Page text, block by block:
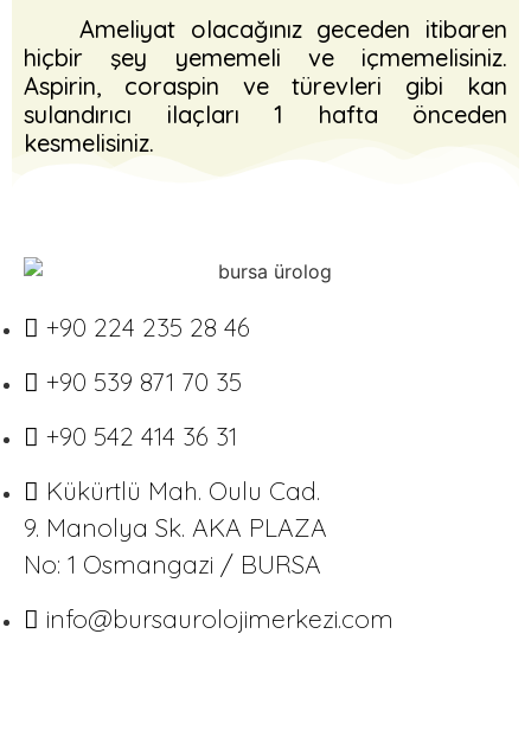
Ameliyat olacağınız geceden itibaren
hiçbir şey yememeli ve içmemelisiniz.
Aspirin, coraspin ve türevleri gibi kan
sulandırıcı ilaçları 1 hafta önceden
kesmelisiniz.
+90 224 235 28 46
+90 539 871 70 35
+90 542 414 36 31
Kükürtlü Mah. Oulu Cad.
9. Manolya Sk. AKA PLAZA
No: 1 Osmangazi / BURSA
info@bursaurolojimerkezi.com